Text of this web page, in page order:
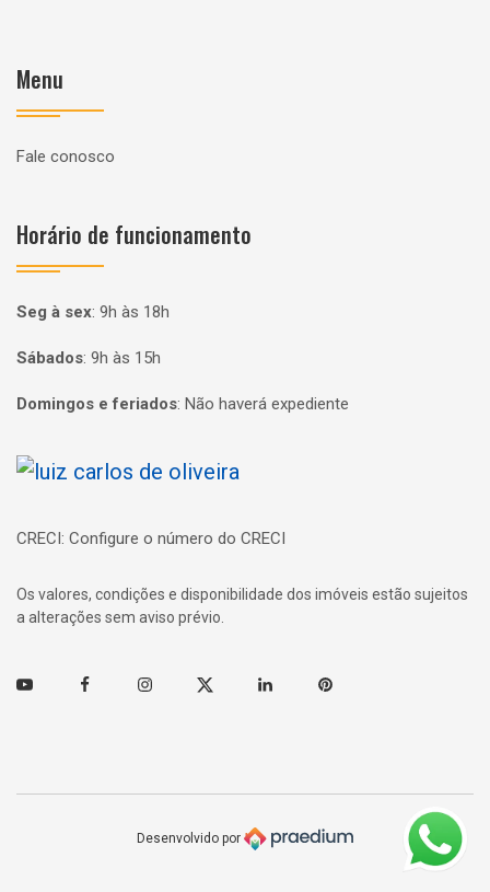
Menu
Fale conosco
Horário de funcionamento
Seg à sex: 9h às 18h
Sábados: 9h às 15h
Domingos e feriados: Não haverá expediente
Página inicial
CRECI: Configure o número do CRECI
Os valores, condições e disponibilidade dos imóveis estão sujeitos
a alterações sem aviso prévio.
Youtube FacebookInstagramTwitter Linkedin Pinterest
Desenvolvido por